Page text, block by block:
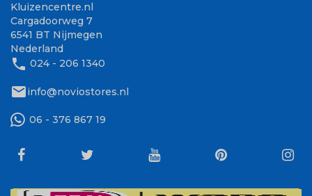
Kluizencentre.nl
Cargadoorweg 7
6541 BT Nijmegen
Nederland
phone 024 - 206 1340
mailinfo@noviostores.nl
06 - 376 867 19